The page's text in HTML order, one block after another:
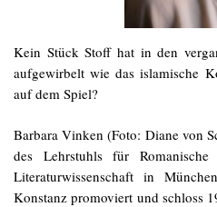
Kein Stück Stoff hat in den
aufgewirbelt wie das islamische
auf dem Spiel?
Barbara Vinken (Foto: Diane von
des Lehrstuhls für
Literaturwissenschaft in
Konstanz promoviert und schloss